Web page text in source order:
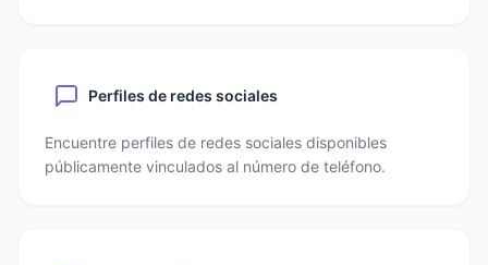
Perfiles de redes sociales
Encuentre perfiles de redes sociales disponibles
públicamente vinculados al número de teléfono.